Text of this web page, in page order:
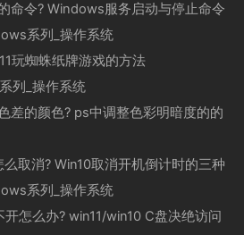
命令? Windows服务启动与停止命令
系列_操作系统
玩蜘蛛纸牌游戏的方法
列_操作系统
差的颜色? ps中调整色彩明暗度的的
取消? Win10取消开机倒计时的三种
系列_操作系统
怎么办? win11/win10 C盘决绝访问